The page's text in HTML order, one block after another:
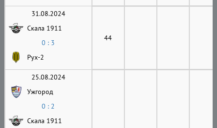
31.08.2024
Скала 1911
0 : 3
Рух-2
44
25.08.2024
Ужгород
0 : 2
Скала 1911